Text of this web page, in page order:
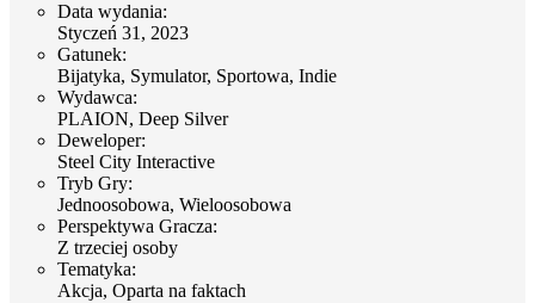
Data wydania:
Styczeń 31, 2023
Gatunek:
Bijatyka, Symulator, Sportowa, Indie
Wydawca:
PLAION, Deep Silver
Deweloper:
Steel City Interactive
Tryb Gry:
Jednoosobowa, Wieloosobowa
Perspektywa Gracza:
Z trzeciej osoby
Tematyka:
Akcja, Oparta na faktach